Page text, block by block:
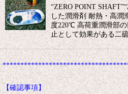
“ZERO POINT
した潤滑剤 耐熱・高潤
度220℃ 高荷重潤滑部
止として効果がある二
【確認事項】